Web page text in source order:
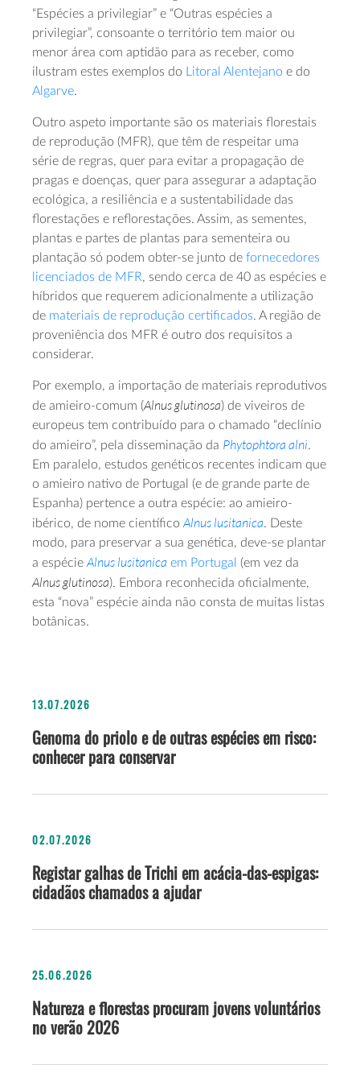
“Espécies a privilegiar” e “Outras espécies a
privilegiar”, consoante o território tem maior ou
menor área com aptidão para as receber, como
ilustram estes exemplos do
Litoral Alentejano e do
Algarve.
Outro aspeto importante são os materiais florestais
de reprodução (MFR), que têm de respeitar uma
série de regras, quer para evitar a propagação de
pragas e doenças, quer para assegurar a adaptação
ecológica, a resiliência e a sustentabilidade das
florestações e reflorestações. Assim, as sementes,
plantas e partes de plantas para sementeira ou
plantação só podem obter-se junto de fornecedores
licenciados de MFR, sendo cerca de 40 as espécies e
híbridos que requerem adicionalmente a utilização
de materiais de reprodução certificados. A região de
proveniência dos MFR é outro dos requisitos a
considerar.
Por exemplo, a importação de materiais reprodutivos
de amieiro-comum (Alnus glutinosa) de viveiros de
europeus tem contribuído para o chamado “declínio
do amieiro”, pela disseminação da Phytophtora alni.
Em paralelo, estudos genéticos recentes indicam que
o amieiro nativo de Portugal (e de grande parte de
Espanha) pertence a outra espécie: ao amieiro-
ibérico, de nome científico Alnus lusitanica. Deste
modo, para preservar a sua genética, deve-se plantar
a espécie Alnus lusitanica em Portugal (em vez da
Alnus glutinosa). Embora reconhecida oficialmente,
esta “nova” espécie ainda não consta de muitas listas
botânicas.
13.07.2026
Genoma do priolo e de outras espécies em risco:
conhecer para conservar
02.07.2026
Registar galhas de Trichi em acácia-das-espigas:
cidadãos chamados a ajudar
25.06.2026
Natureza e florestas procuram jovens voluntários
no verão 2026